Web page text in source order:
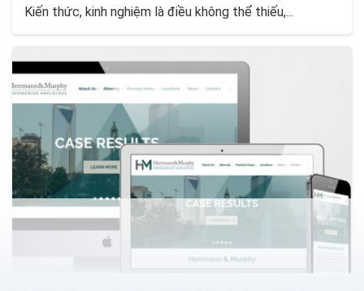
Kiến thức, kinh nghiệm là điều không thể thiếu,...